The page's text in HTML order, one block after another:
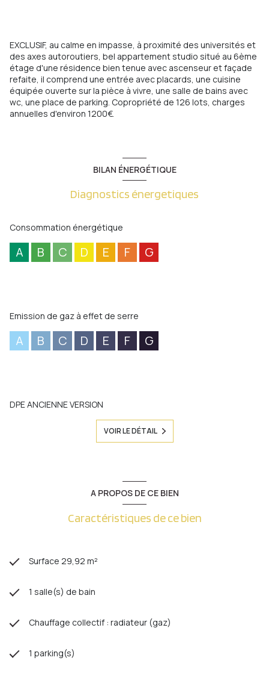
EXCLUSIF, au calme en impasse, à proximité des universités et
des axes autoroutiers, bel appartement studio situé au 6ème
étage d'une résidence bien tenue avec ascenseur et façade
refaite, il comprend une entrée avec placards, une cuisine
équipée ouverte sur la pièce à vivre, une salle de bains avec
wc, une place de parking. Copropriété de 126 lots, charges
annuelles d'environ 1200€.
BILAN ÉNERGÉTIQUE
Diagnostics énergetiques
Consommation énergétique
A B C D E F G
Emission de gaz à effet de serre
A B C D E F G
DPE ANCIENNE VERSION
VOIR LE DÉTAIL
A PROPOS DE CE BIEN
Caractéristiques de ce bien
Surface 29,92 m²
1 salle(s) de bain
Chauffage collectif : radiateur (gaz)
1 parking(s)